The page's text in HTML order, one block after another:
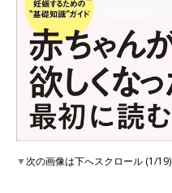
▼次の画像は下へスクロール (1/19)